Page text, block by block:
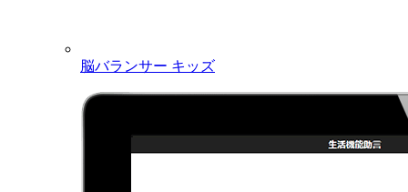
脳バランサー キッズ